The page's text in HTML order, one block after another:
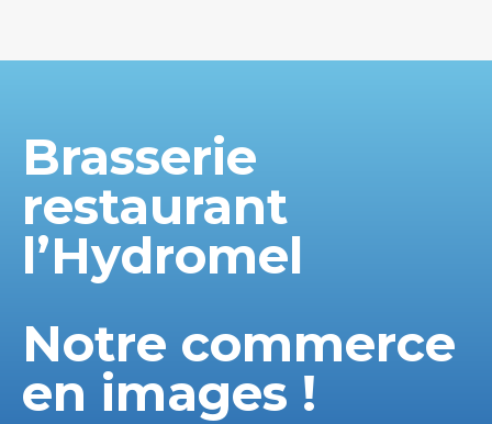
Brasserie
restaurant
l’Hydromel
Notre commerce
en images !